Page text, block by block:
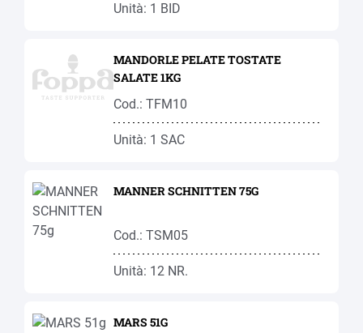
Unità: 1 BID
MANDORLE PELATE TOSTATE
SALATE 1KG
Cod.: TFM10
Unità: 1 SAC
MANNER SCHNITTEN 75G
Cod.: TSM05
Unità: 12 NR.
MARS 51G